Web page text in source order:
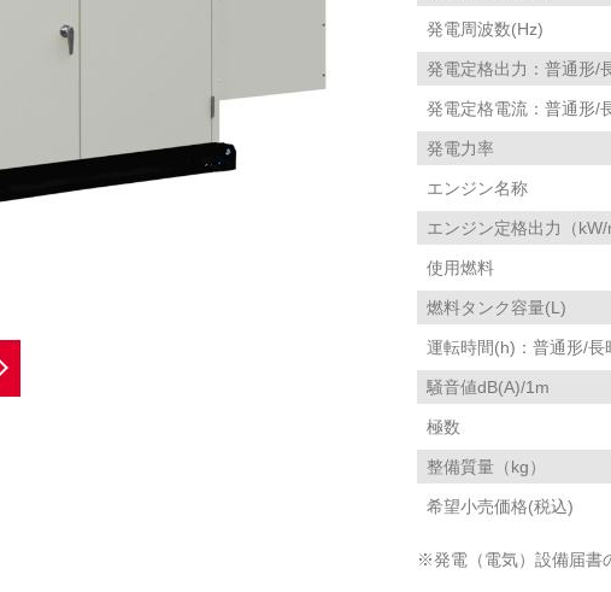
発電周波数(Hz)
発電定格出力：普通形/
発電定格電流：普通形/
発電力率
エンジン名称
エンジン定格出力（kW/
使用燃料
燃料タンク容量(L)
運転時間(h)：普通形/長
騒音値dB(A)/1m
極数
整備質量（kg）
希望小売価格(税込)
※発電（電気）設備届書